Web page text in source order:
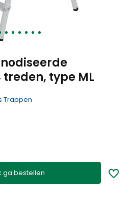
type ML
Trappen
ga bestellen